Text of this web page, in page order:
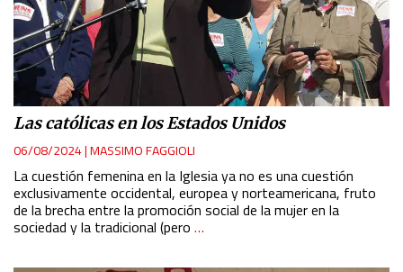
Las católicas en los Estados Unidos
06/08/2024|MASSIMO FAGGIOLI
La cuestión femenina en la Iglesia ya no es una cuestión
exclusivamente occidental, europea y norteamericana, fruto
de la brecha entre la promoción social de la mujer en la
sociedad y la tradicional (pero …